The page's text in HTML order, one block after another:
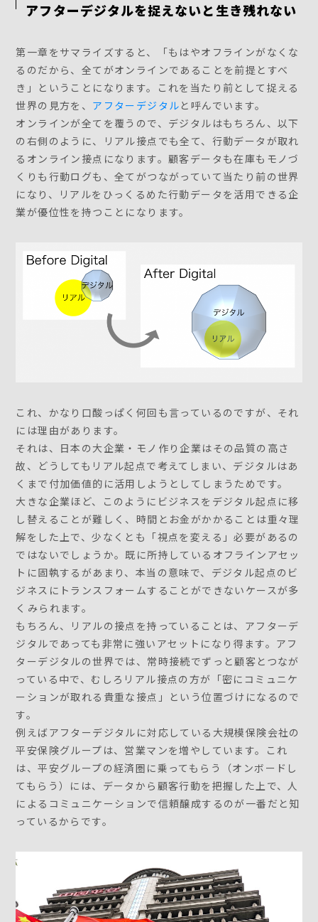
アフターデジタルを捉えないと生き残れない
第一章をサマライズすると、「もはやオフラインがなくな
るのだから、全てがオンラインであることを前提とすべ
き」ということになります。これを当たり前として捉える
世界の見方を、 アフターデジタル と呼んでいます。
オンラインが全てを覆うので、デジタルはもちろん、以下
の右側のように、リアル接点でも全て、行動データが取れ
るオンライン接点になります。顧客データも在庫もモノづ
くりも行動ログも、全てがつながっていて当たり前の世界
になり、リアルをひっくるめた行動データを活用できる企
業が優位性を持つことになります。
これ、かなり口酸っぱく何回も言っているのですが、それ
には理由があります。
それは、日本の大企業・モノ作り企業はその品質の高さ
故、どうしてもリアル起点で考えてしまい、デジタルはあ
くまで付加価値的に活用しようとしてしまうためです。
大きな企業ほど、このようにビジネスをデジタル起点に移
し替えることが難しく、時間とお金がかかることは重々理
解をした上で、少なくとも「視点を変える」必要があるの
ではないでしょうか。既に所持しているオフラインアセッ
トに固執するがあまり、本当の意味で、デジタル起点のビ
ジネスにトランスフォームすることができないケースが多
くみられます。
もちろん、リアルの接点を持っていることは、アフターデ
ジタルであっても非常に強いアセットになり得ます。アフ
ターデジタルの世界では、常時接続でずっと顧客とつなが
っている中で、むしろリアル接点の方が「密にコミュニケ
ーションが取れる貴重な接点」という位置づけになるので
す。
例えばアフターデジタルに対応している大規模保険会社の
平安保険グループは、営業マンを増やしています。これ
は、平安グループの経済圏に乗ってもらう（オンボードし
てもらう）には、データから顧客行動を把握した上で、人
によるコミュニケーションで信頼醸成するのが一番だと知
っているからです。